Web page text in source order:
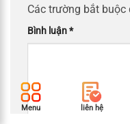
Các trường bắt
Bình luận*
Menu liên hệ